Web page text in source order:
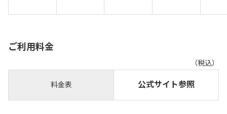
ご利用料金
（税込）
料金表 公式サイト参照